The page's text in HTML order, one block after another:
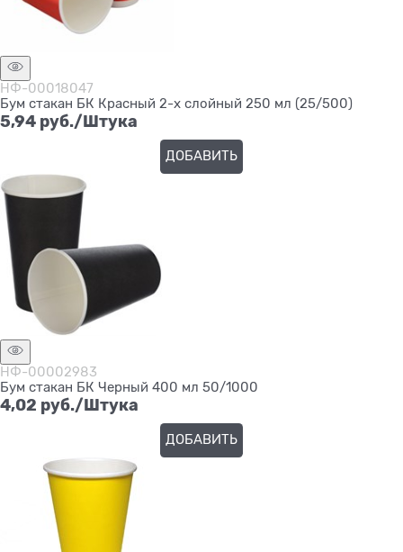
НФ-00018047
Бум стакан БК Красный 2-х слойный 250 мл (25/500)
5,94 руб./Штука
ДОБАВИТЬ
НФ-00002983
Бум стакан БК Черный 400 мл 50/1000
4,02 руб./Штука
ДОБАВИТЬ